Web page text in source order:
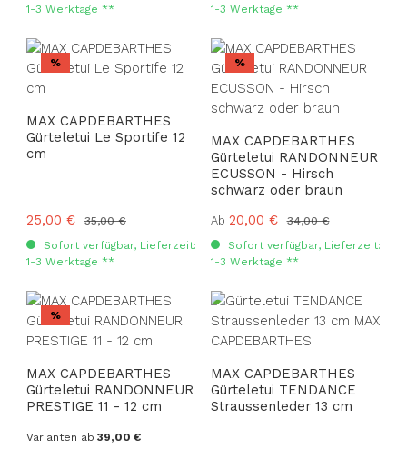
1-3 Werktage **
1-3 Werktage **
Rabatt
%
MAX CAPDEBARTHES
Gürteletui Le Sportife 12
cm
Verkaufspreis:
25,00 € Regulärer Preis:
35,00 €
Sofort verfügbar, Lieferzeit:
1-3 Werktage **
Rabatt
%
MAX CAPDEBARTHES
Gürteletui RANDONNEUR
ECUSSON - Hirsch
schwarz oder braun
Verkaufspreis:
Ab 20,00 € Regulärer Preis:
34,00 €
Sofort verfügbar, Lieferzeit:
1-3 Werktage **
Rabatt
%
MAX CAPDEBARTHES
Gürteletui RANDONNEUR
PRESTIGE 11 - 12 cm
Varianten ab 39,00 €
MAX CAPDEBARTHES
Gürteletui TENDANCE
Straussenleder 13 cm